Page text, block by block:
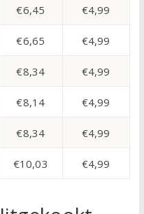
€6,45 €4,99
€6,65 €4,99
€8,34 €4,99
€8,14 €4,99
€8,34 €4,99
€10,03 €4,99